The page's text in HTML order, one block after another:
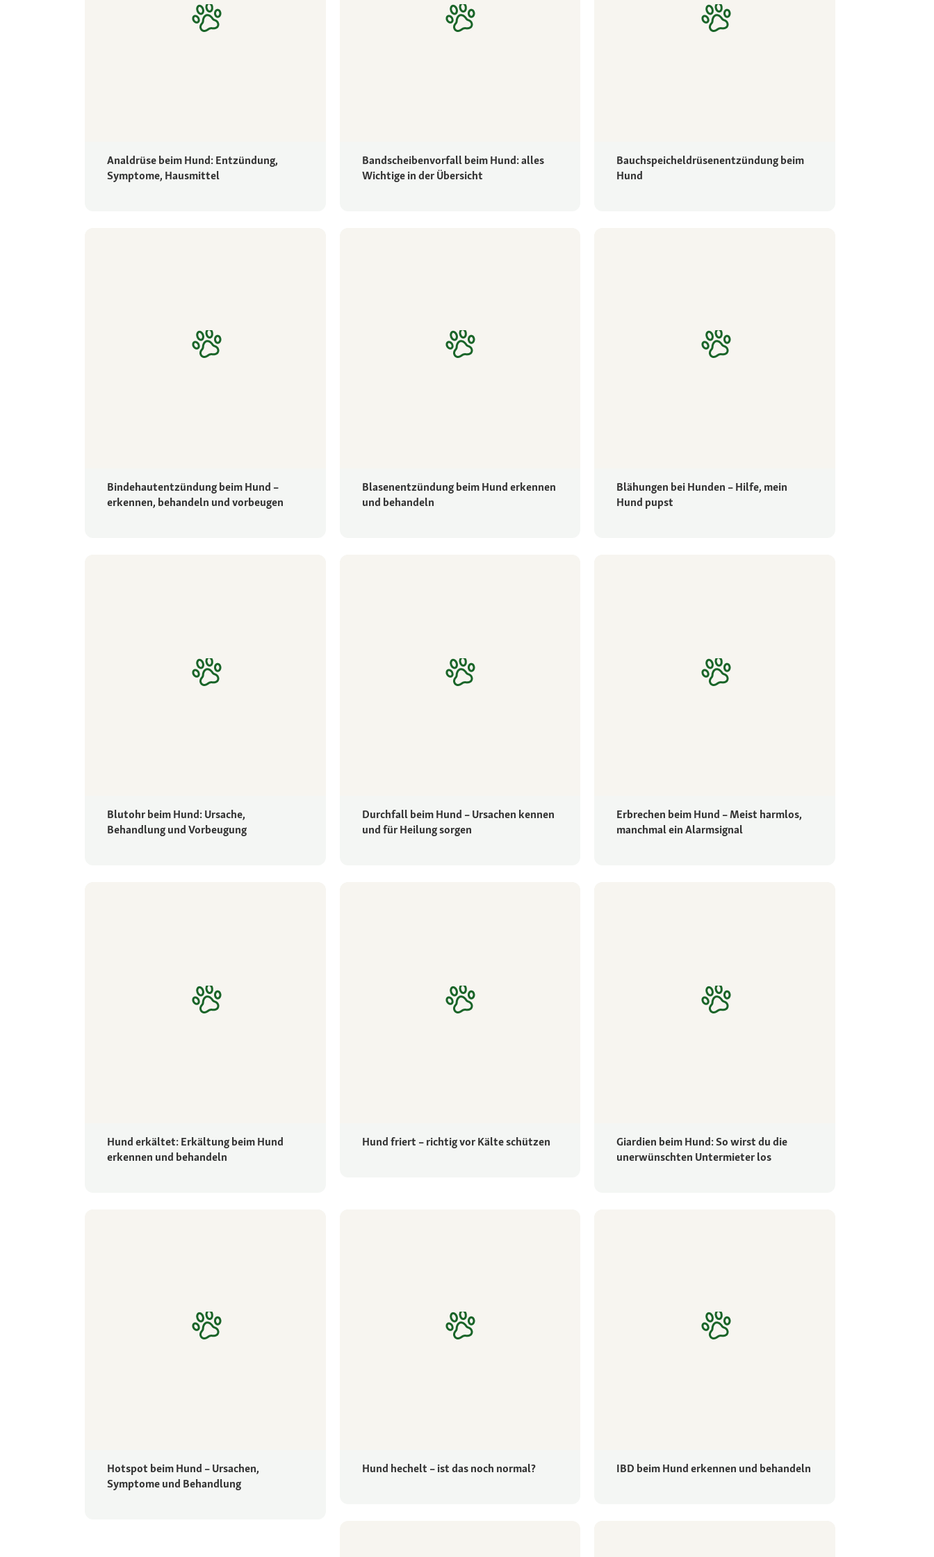
Analdrüse beim Hund: Entzündung,
Symptome, Hausmittel
Bandscheibenvorfall beim Hund: alles
Wichtige in der Übersicht
Bauchspeicheldrüsenentzündung beim
Hund
Bindehautentzündung beim Hund –
erkennen, behandeln und vorbeugen
Blasenentzündung beim Hund erkennen
und behandeln
Blähungen bei Hunden – Hilfe, mein
Hund pupst
Blutohr beim Hund: Ursache,
Behandlung und Vorbeugung
Durchfall beim Hund – Ursachen kennen
und für Heilung sorgen
Erbrechen beim Hund – Meist harmlos,
manchmal ein Alarmsignal
Hund erkältet: Erkältung beim Hund
erkennen und behandeln
Hund friert – richtig vor Kälte schützen
Giardien beim Hund: So wirst du die
unerwünschten Untermieter los
Hotspot beim Hund – Ursachen,
Symptome und Behandlung
Hund hechelt – ist das noch normal? IBD beim Hund erkennen und behandeln